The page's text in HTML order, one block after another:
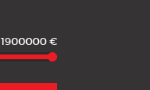
1900000 €